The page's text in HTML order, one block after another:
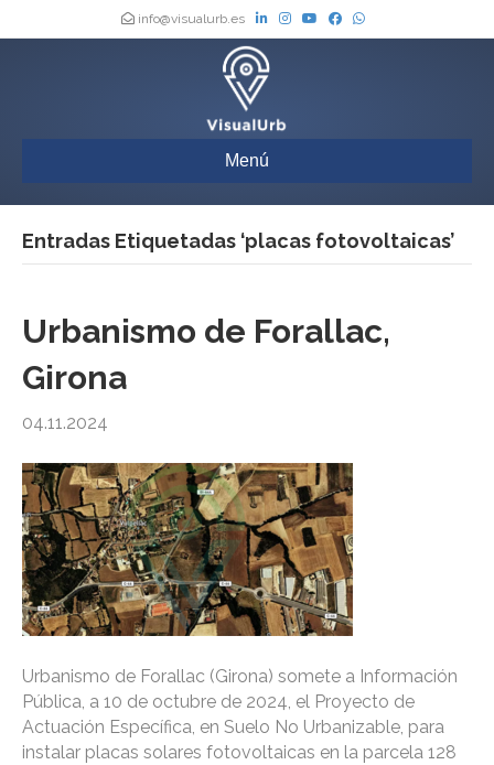
info@visualurb.es
Menú
Entradas Etiquetadas ‘placas fotovoltaicas’
Urbanismo de Forallac,
Girona
04.11.2024
Urbanismo de Forallac (Girona) somete a Información
Pública, a 10 de octubre de 2024, el Proyecto de
Actuación Específica, en Suelo No Urbanizable, para
instalar placas solares fotovoltaicas en la parcela 128